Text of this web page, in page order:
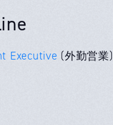
Executive (外勤営業)